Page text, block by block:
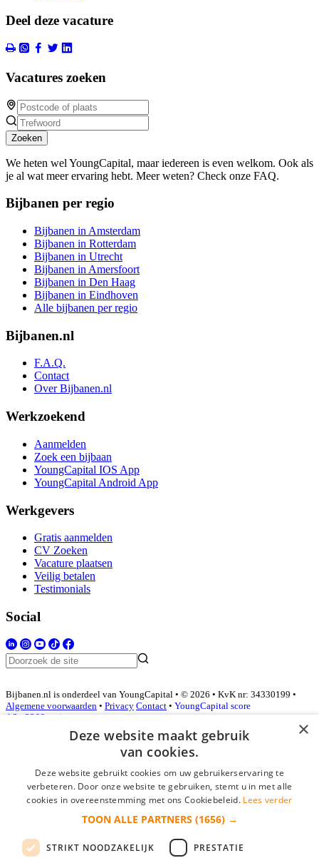
Deel deze vacature
Vacatures zoeken
Zoeken
We heten wel YoungCapital, maar iedereen is even welkom. Ook als
je al wat meer ervaring hebt. Meer weten? Check onze FAQ.
Bijbanen per regio
Bijbanen in Amsterdam
Bijbanen in Rotterdam
Bijbanen in Utrecht
Bijbanen in Amersfoort
Bijbanen in Den Haag
Bijbanen in Eindhoven
Alle bijbanen per regio
Bijbanen.nl
F.A.Q.
Contact
Over Bijbanen.nl
Werkzoekend
Aanmelden
Zoek een bijbaan
YoungCapital IOS App
YoungCapital Android App
Werkgevers
Gratis aanmelden
CV Zoeken
Vacature plaatsen
Veilig betalen
Testimonials
Social
Bijbanen.nl is onderdeel van YoungCapital • © 2026 • KvK nr: 34330199 •
Algemene voorwaarden • Privacy Contact • YoungCapital score
4.3 - 3366 reviews
Inloggen als bedrijf
*
login gegevens onthouden
×
Deze website maakt gebruik
van cookies.
Deze website gebruikt cookies om uw gebruikerservaring te
verbeteren. Door onze website te gebruiken, stemt u in met alle
cookies in overeenstemming met ons Cookiebeleid. Lees verder
TOON ALLE PARTNERS (1656) →
STRIKT NOODZAKELIJK PRESTATIE